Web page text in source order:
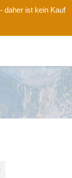
daher ist kein Kauf